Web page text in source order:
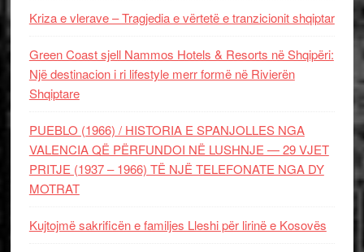
Kriza e vlerave – Tragjedia e vërtetë e tranzicionit shqiptar
Green Coast sjell Nammos Hotels & Resorts në Shqipëri:
Një destinacion i ri lifestyle merr formë në Rivierën
Shqiptare
PUEBLO (1966) / HISTORIA E SPANJOLLES NGA
VALENCIA QË PËRFUNDOI NË LUSHNJE — 29 VJET
PRITJE (1937 – 1966) TË NJË TELEFONATE NGA DY
MOTRAT
Kujtojmë sakrificën e familjes Lleshi për lirinë e Kosovës